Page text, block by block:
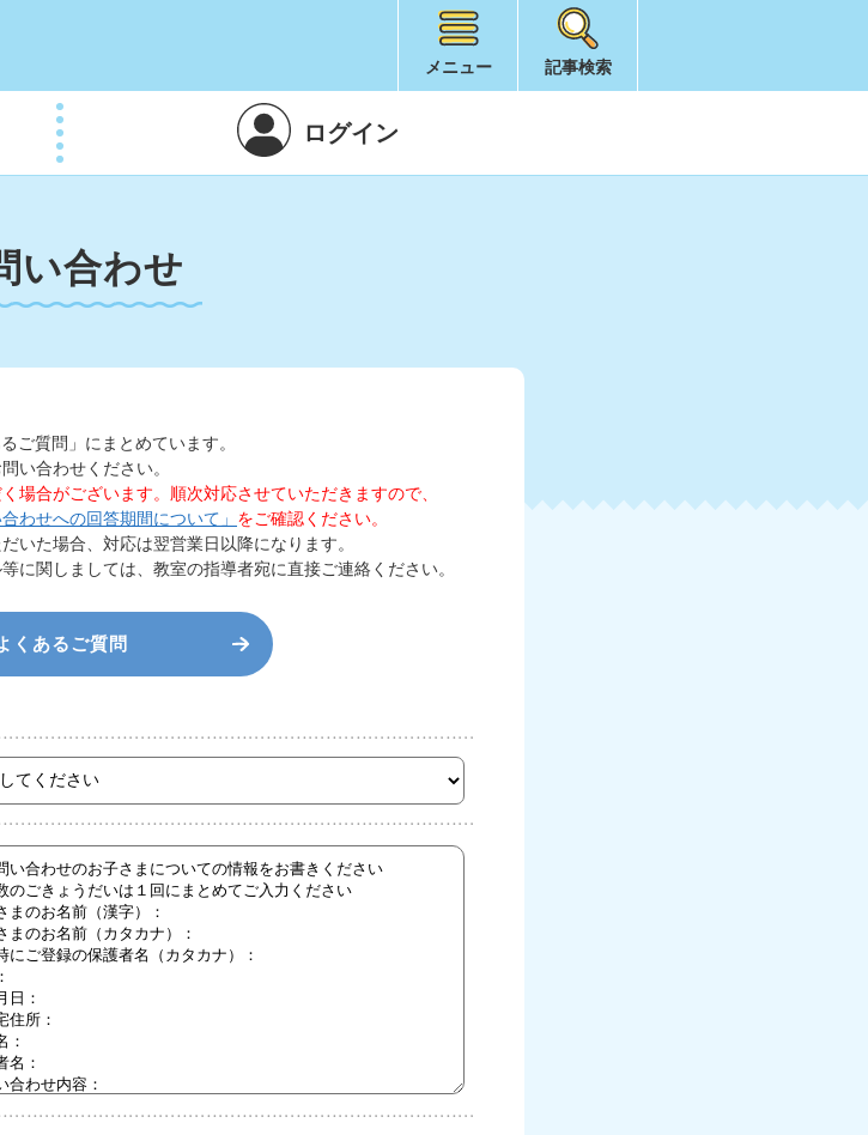
メニュー 記事検索
ログイン
い合わせ
ご質問」にまとめています。
い合わせください。
場合がございます。順次対応させていただきますので、
合わせへの回答期間について」 をご確認ください。
いた場合、対応は翌営業日以降になります。
に関しましては、教室の指導者宛に直接ご連絡ください。
くあるご質問